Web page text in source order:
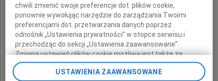
Teścia
składają
chwili zmienić swoje preferencje dot. plików cookie,
ponownie wywołując narzędzie do zarządzania Twoimi
preferencjami dot. przetwarzania danych poprzez
odnośnik „Ustawienia prywatności” w stopce serwisu i
przechodząc do sekcji „Ustawienia zaawansowane”.
Zmiana ustawień plików cookie możliwa jest także za
pomocą ustawień przeglądarki.
USTAWIENIA ZAAWANSOWANE